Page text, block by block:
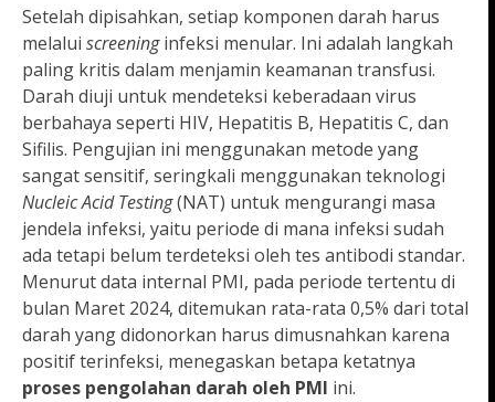
Setelah dipisahkan, setiap komponen darah harus
melalui screeninginfeksi menular. Ini adalah langkah
paling kritis dalam menjamin keamanan transfusi.
Darah diuji untuk mendeteksi keberadaan virus
berbahaya seperti HIV, Hepatitis B, Hepatitis C, dan
Sifilis. Pengujian ini menggunakan metode yang
sangat sensitif, seringkali menggunakan teknologi
Nucleic Acid Testing(NAT) untuk mengurangi masa
jendela infeksi, yaitu periode di mana infeksi sudah
ada tetapi belum terdeteksi oleh tes antibodi standar.
Menurut data internal PMI, pada periode tertentu di
bulan Maret 2024, ditemukan rata-rata 0,5% dari total
darah yang didonorkan harus dimusnahkan karena
positif terinfeksi, menegaskan betapa ketatnya
proses pengolahan darah oleh PMI ini.